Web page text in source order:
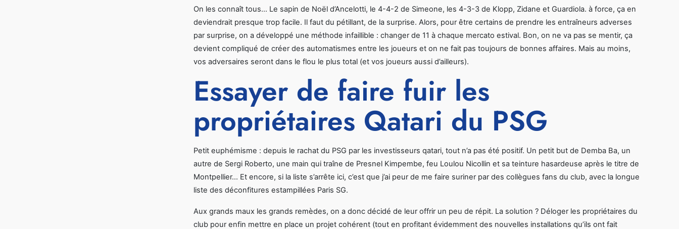
On les connaît tous… Le sapin de Noël d’Ancelotti, le 4-4-2 de Simeone, les 4-3-3 de Klopp, Zidane et Guardiola. à force, ça en
deviendrait presque trop facile. Il faut du pétillant, de la surprise. Alors, pour être certains de prendre les entraîneurs adverses
par surprise, on a développé une méthode infaillible : changer de 11 à chaque mercato estival. Bon, on ne va pas se mentir, ça
devient compliqué de créer des automatismes entre les joueurs et on ne fait pas toujours de bonnes affaires. Mais au moins,
vos adversaires seront dans le flou le plus total (et vos joueurs aussi d’ailleurs).
Essayer de faire fuir les
propriétaires Qatari du PSG
Petit euphémisme : depuis le rachat du PSG par les investisseurs qatari, tout n’a pas été positif. Un petit but de Demba Ba, un
autre de Sergi Roberto, une main qui traîne de Presnel Kimpembe, feu Loulou Nicollin et sa teinture hasardeuse après le titre de
Montpellier… Et encore, si la liste s’arrête ici, c’est que j’ai peur de me faire suriner par des collègues fans du club, avec la longue
liste des déconfitures estampillées Paris SG.
Aux grands maux les grands remèdes, on a donc décidé de leur offrir un peu de répit. La solution ? Déloger les propriétaires du
club pour enfin mettre en place un projet cohérent (tout en profitant évidemment des nouvelles installations qu’ils ont fait